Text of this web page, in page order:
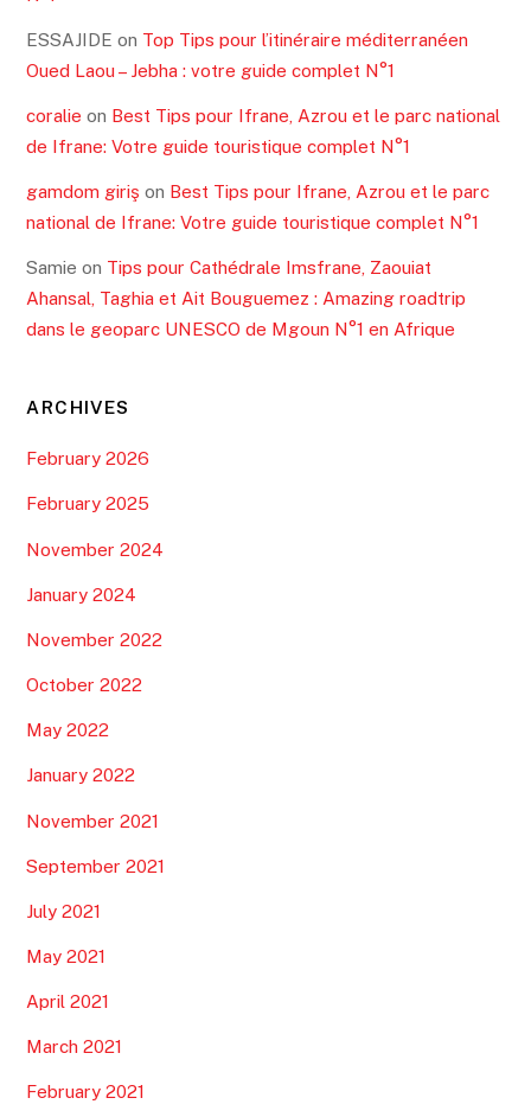
ESSAJIDE on Top Tips pour l’itinéraire méditerranéen
Oued Laou – Jebha : votre guide complet N°1
coralie on Best Tips pour Ifrane, Azrou et le parc national
de Ifrane: Votre guide touristique complet N°1
gamdom giriş on Best Tips pour Ifrane, Azrou et le parc
national de Ifrane: Votre guide touristique complet N°1
Samie on Tips pour Cathédrale Imsfrane, Zaouiat
Ahansal, Taghia et Ait Bouguemez : Amazing roadtrip
dans le geoparc UNESCO de Mgoun N°1 en Afrique
ARCHIVES
February 2026
February 2025
November 2024
January 2024
November 2022
October 2022
May 2022
January 2022
November 2021
September 2021
July 2021
May 2021
April 2021
March 2021
February 2021